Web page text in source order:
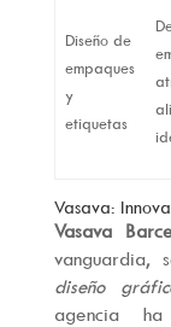
Diseño de
empaques
y
etiquetas
Vasava:
Vasava
vanguardia,
diseño
agencia